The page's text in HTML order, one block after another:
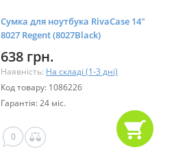
Сумка для ноутбука RivaCase 14"
8027 Regent (8027Black)
638 грн.
Наявність: На складі (1-3 дні)
Код товару: 1086226
Гарантія: 24 міс.
0